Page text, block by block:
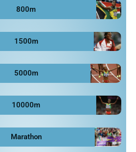
800m
1500m
5000m
10000m
Marathon